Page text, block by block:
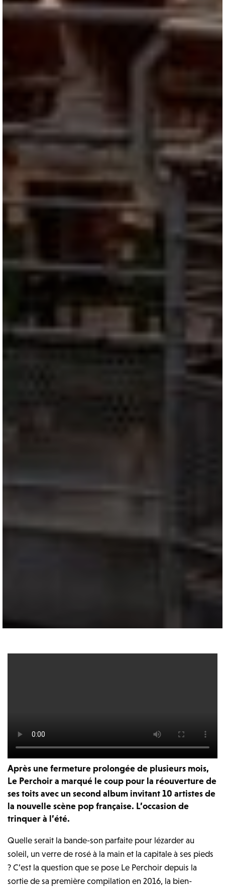
Après une fermeture prolongée de plusieurs mois,
Le Perchoir a marqué le coup pour la réouverture de
ses toits avec un second album invitant 10 artistes de
la nouvelle scène pop française. L’occasion de
trinquer à l’été.
Quelle serait la bande-son parfaite pour lézarder au
soleil, un verre de rosé à la main et la capitale à ses pieds
? C’est la question que se pose Le Perchoir depuis la
sortie de sa première compilation en 2016, la bien-